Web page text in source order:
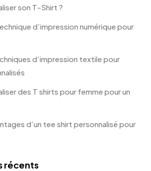
son T-Shirt ?
d’impression numérique pour
d’impression textile pour
des T shirts pour femme pour un
d’un tee shirt personnalisé pour
récents